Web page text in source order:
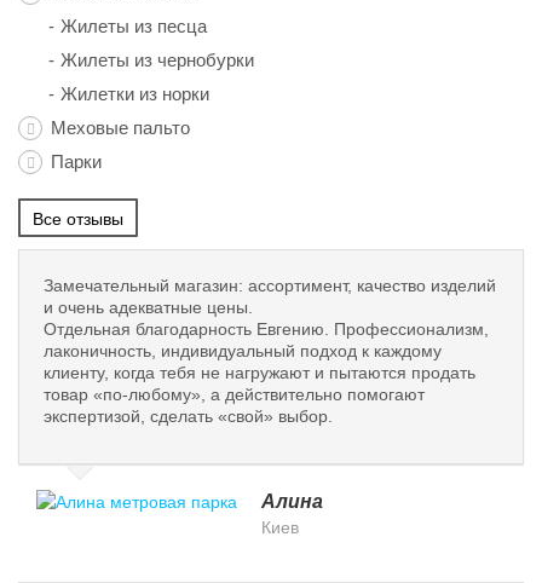
Жилеты из песца
Жилеты из чернобурки
Жилетки из норки
Меховые пальто
Парки
Все отзывы
Замечательный магазин: ассортимент, качество изделий
и очень адекватные цены.
Отдельная благодарность Евгению. Профессионализм,
лаконичность, индивидуальный подход к каждому
клиенту, когда тебя не нагружают и пытаются продать
товар «по-любому», а действительно помогают
экспертизой, сделать «свой» выбор.
Алина
Киев